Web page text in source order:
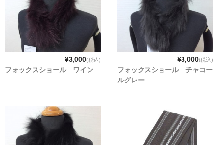
¥3,000(税込)
フォックスショール ワイン
¥3,000(税込)
フォックスショール チャコー
ルグレー